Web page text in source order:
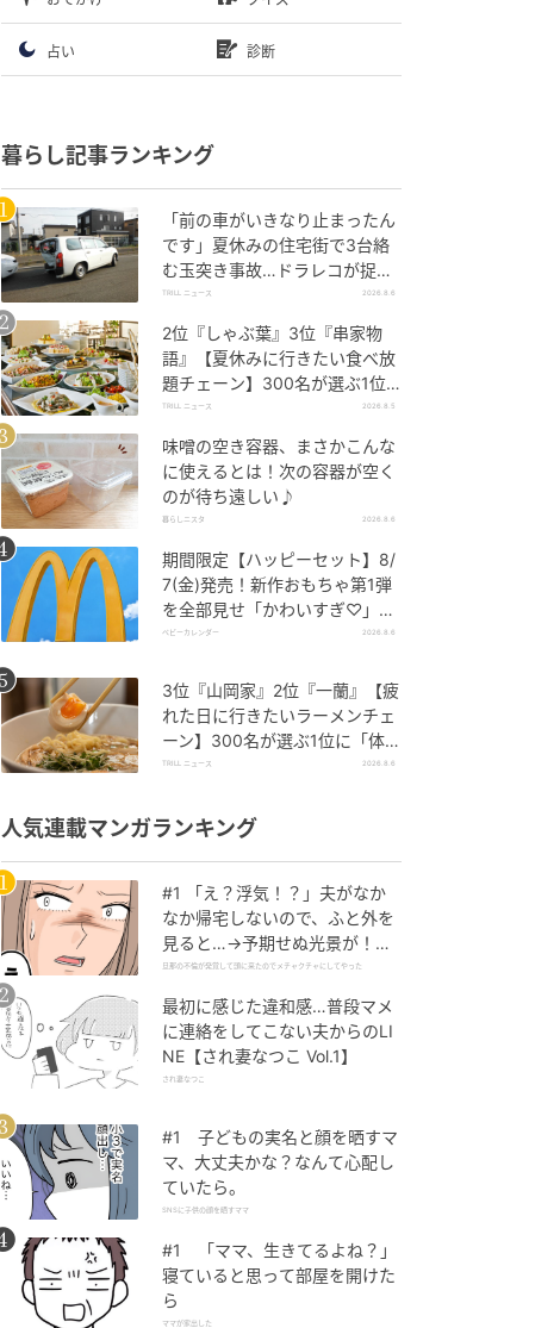
占い 診断
暮らし記事ランキング
「前の車がいきなり止まったん
です」夏休みの住宅街で3台絡
む玉突き事故…ドラレコが捉え
ていた“急ブレーキの理由”
TRILL ニュース 2026.8.6
2位『しゃぶ葉』3位『串家物
語』【夏休みに行きたい食べ放
題チェーン】300名が選ぶ1位
に「満足度が高い」「大人まで
TRILL ニュース 2026.8.5
味噌の空き容器、まさかこんな
に使えるとは！次の容器が空く
のが待ち遠しい♪
暮らしニスタ 2026.8.6
期間限定【ハッピーセット】8/
7(金)発売！新作おもちゃ第1弾
を全部見せ「かわいすぎ♡」
「絶対行く！」
ベビーカレンダー 2026.8.6
3位『山岡家』2位『一蘭』【疲
れた日に行きたいラーメンチェ
ーン】300名が選ぶ1位に「体
に染みわたる」「満足感と元気
TRILL ニュース 2026.8.6
人気連載マンガランキング
#1 「え？浮気！？」夫がなか
なか帰宅しないので、ふと外を
見ると…→予期せぬ光景が！｜
旦那の不倫が発覚して頭に来た
旦那の不倫が発覚して頭に来たのでメチャクチャにしてやった
最初に感じた違和感…普段マメ
に連絡をしてこない夫からのLI
NE【され妻なつこ Vol.1】
され妻なつこ
#1 子どもの実名と顔を晒すマ
マ、大丈夫かな？なんて心配し
ていたら。
SNSに子供の顔を晒すママ
#1 「ママ、生きてるよね？」
寝ていると思って部屋を開けた
ら
ママが家出した